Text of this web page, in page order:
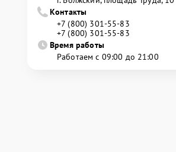
Контакты
+7 (800) 301-55-83
+7 (800) 301-55-83
Время работы
Работаем с 09:00 до 21:00